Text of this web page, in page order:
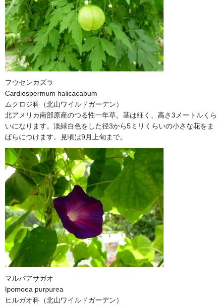
フウセンカズラ
Cardiospermum halicacabum
ムクロジ科（北山ワイルドガーデン）
北アメリカ南部原産のつる性一年草。茎は細く、高さ3メートルくら
いになります。淡緑白色をした径3から5ミリくらいの小さな花をま
ばらにつけます。見頃は9月上旬まで。
マルバアサガオ
Ipomoea purpurea
ヒルガオ科（北山ワイルドガーデン）